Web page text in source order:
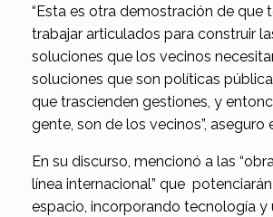
“Esta es otra demostración de que
trabajar articulados para construir
soluciones que los vecinos
soluciones que son políticas
que trascienden gestiones, y
gente, son de los vecinos”, aseguro
En su discurso, mencionó a las
línea internacional” que
espacio, incorporando tecnología y